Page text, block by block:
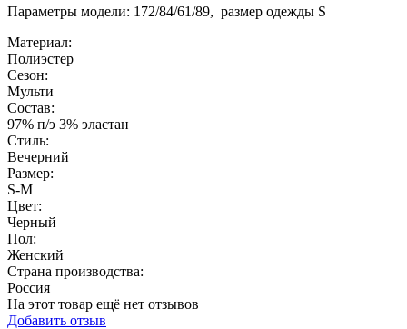
Параметры модели: 172/84/61/89, размер одежды S
Материал:
Полиэстер
Сезон:
Мульти
Состав:
97% п/э 3% эластан
Стиль:
Вечерний
Размер:
S-M
Цвет:
Черный
Пол:
Женский
Страна производства:
Россия
На этот товар ещё нет отзывов
Добавить отзыв